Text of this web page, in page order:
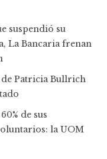
suspendió su
La Bancaria frenan
Patricia Bullrich
de sus
la UOM